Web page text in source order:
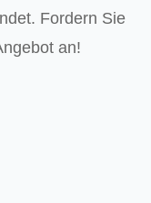
Fordern Sie
an!